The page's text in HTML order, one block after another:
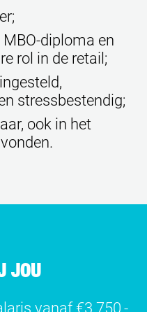
diploma en
rol in de retail;
stressbestendig;
ook in het
JOU
vanaf €3.750,-